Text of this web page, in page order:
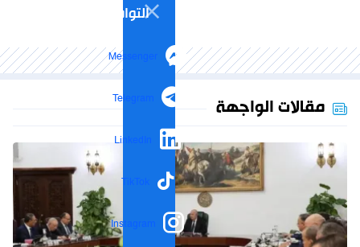
التواصل الاجتماعي
Messenger
Telegram
LinkedIn
TikTok
Instagram
مقالات الواجهة